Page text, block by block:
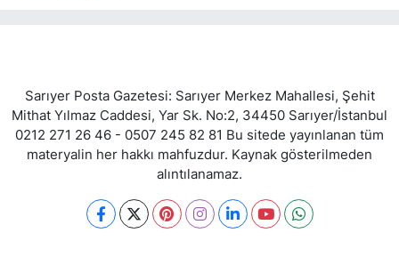
Sarıyer Posta Gazetesi: Sarıyer Merkez Mahallesi, Şehit
Mithat Yılmaz Caddesi, Yar Sk. No:2, 34450 Sarıyer/İstanbul
0212 271 26 46 - 0507 245 82 81 Bu sitede yayınlanan tüm
materyalin her hakkı mahfuzdur. Kaynak gösterilmeden
alıntılanamaz.